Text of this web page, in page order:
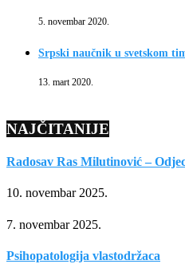
5. novembar 2020.
Srpski naučnik u svetskom
13. mart 2020.
NAJČITANIJE
Radosav Ras Milutinović –
10. novembar 2025.
7. novembar 2025.
Psihopatologija vlastodržaca